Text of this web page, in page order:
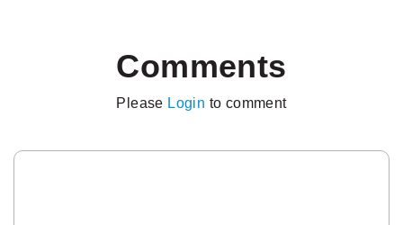
Comments
Please Login to comment